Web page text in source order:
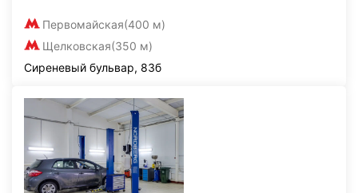
Первомайская(400 м)
Щелковская(350 м)
Сиреневый бульвар, 83б